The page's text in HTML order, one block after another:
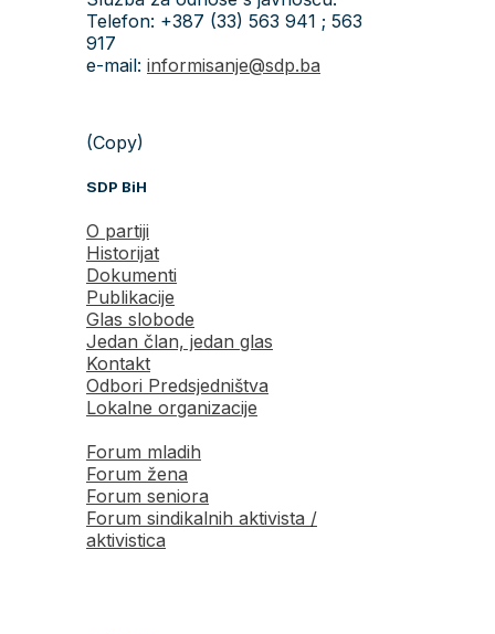
Telefon: +387 (33) 563 941 ; 563
917
e-mail: informisanje@sdp.ba
(Copy)
SDP BiH
O partiji
Historijat
Dokumenti
Publikacije
Glas slobode
Jedan član, jedan glas
Kontakt
Odbori Predsjedništva
Lokalne organizacije
Forum mladih
Forum žena
Forum seniora
Forum sindikalnih aktivista /
aktivistica